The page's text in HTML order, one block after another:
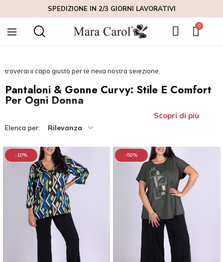
SPEDIZIONE IN 2/3 GIORNI LAVORATIVI
Pantaloni & Gonne Curvy: Stile E Comfort
Per Ogni Donna
per offrire alle donne curvy capi eleganti e confortevoli, perfetti per
valorizzare le forme in modo raffinato. Ogni modello è progettato con
attenzione ai dettagli e realizzato con tessuti di alta qualità,
troverai il capo giusto per te nella nostra selezione.
Scopri di più
Elenca per: Rilevanza
-10% -50%